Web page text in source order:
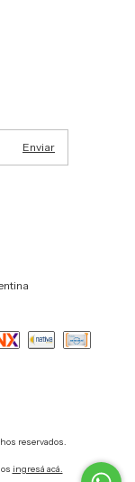
reservados.
ingresá acá.